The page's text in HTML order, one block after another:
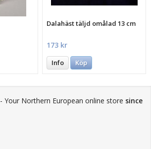
Dalahäst täljd omålad 13 cm
173 kr
Info Köp
- Your Northern European online store since